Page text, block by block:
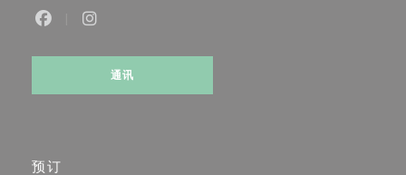
通讯
预订